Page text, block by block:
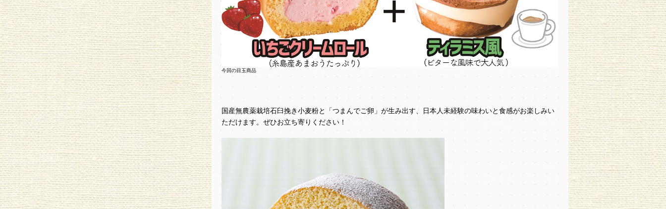
今回の目玉商品
国産無農薬栽培石臼挽き小麦粉と「つまんでご卵」が生み出す、日本人未経験の味わいと食感がお楽しみい
ただけます。ぜひお立ち寄りください！